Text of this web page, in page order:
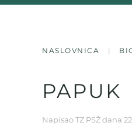
NASLOVNICA
PAPUK
NapisaoTZ PSŽdana